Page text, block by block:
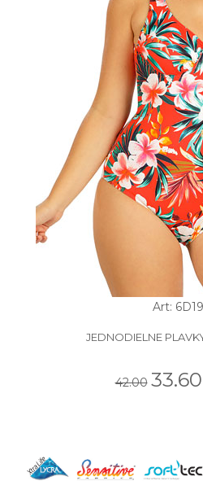
Art:
JEDNODIELNE
42.00